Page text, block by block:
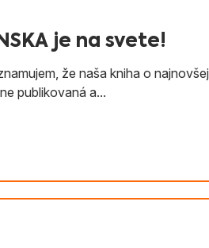
je na svete!
že naša kniha o najnovšej
publikovaná a...